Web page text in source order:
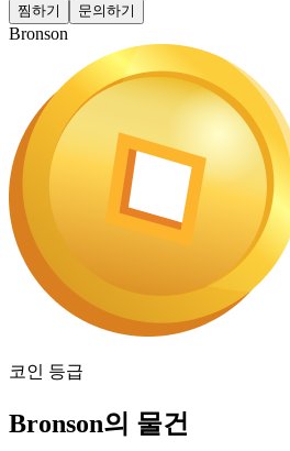
찜하기 문의하기
Bronson
코인 등급
Bronson의 물건